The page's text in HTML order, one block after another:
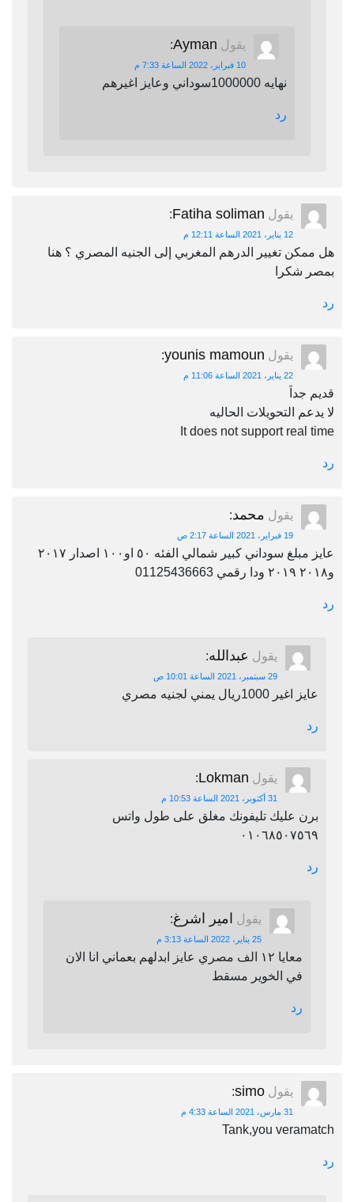
يقول Ayman
:
10 فبراير، 2022 الساعة 7:33 م
نهايه 1000000سوداني وعايز اغيرهم
رد
يقول Fatiha soliman
:
12 يناير، 2021 الساعة 12:11 م
هل ممكن تغيير الدرهم المغربي إلى الجنيه المصري ؟ هنا
بمصر شكرا
رد
يقول younis mamoun
:
22 يناير، 2021 الساعة 11:06 م
قديم جداَ
لا يدعم التحويلات الحاليه
It does not support real time
رد
يقول محمد:
19 فبراير، 2021 الساعة 2:17 ص
عايز مبلغ سوداني كبير شمالي الفئه ٥٠ او١٠٠ اصدار ٢٠١٧
و٢٠١٨ ٢٠١٩ ودا رقمي 01125436663
رد
يقول عبدالله:
29 سبتمبر، 2021 الساعة 10:01 ص
عايز اغير 1000ريال يمني لجنيه مصري
رد
يقول Lokman
:
31 أكتوبر، 2021 الساعة 10:53 م
برن عليك تليفونك مغلق على طول واتس
٠١٠٦٨٥٠٧٥٦٩
رد
يقول امير اشرغ:
25 يناير، 2022 الساعة 3:13 م
معايا ١٢ الف مصري عايز ابدلهم بعماني انا الان
في الخوير مسقط
رد
يقول simo
:
31 مارس، 2021 الساعة 4:33 م
Tank,you veramatch
رد